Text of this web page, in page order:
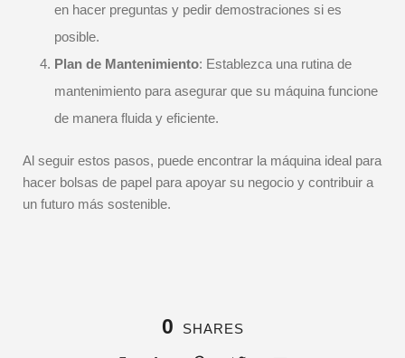
en hacer preguntas y pedir demostraciones si es
posible.
Plan de Mantenimiento: Establezca una rutina de
mantenimiento para asegurar que su máquina funcione
de manera fluida y eficiente.
Al seguir estos pasos, puede encontrar la máquina ideal para
hacer bolsas de papel para apoyar su negocio y contribuir a
un futuro más sostenible.
0 SHARES